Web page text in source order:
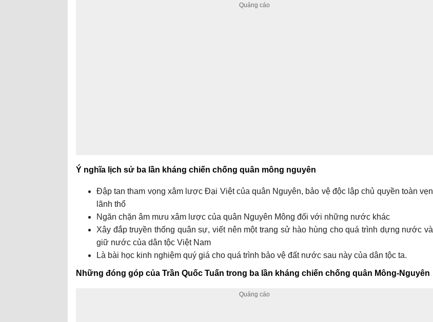
Ý nghĩa lịch sử ba lần kháng chiến chống quân mông nguyên
Đập tan tham vọng xâm lược Đại Việt của quân Nguyên, bảo vệ độc lập chủ quyền toàn vẹn
lãnh thổ
Ngăn chặn âm mưu xâm lược của quân Nguyên Mông đối với những nước khác
Xây đắp truyền thống quân sự, viết nên một trang sử hào hùng cho quá trình dựng nước và
giữ nước của dân tộc Việt Nam
Là bài học kinh nghiệm quý giá cho quá trình bảo vệ đất nước sau này của dân tộc ta.
Những đóng góp của Trần Quốc Tuấn trong ba lần kháng chiến chống quân Mông-Nguyên